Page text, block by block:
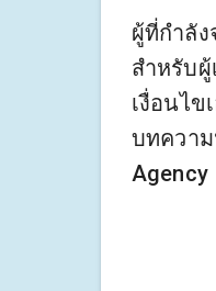
ผู้ที่กำลั
สำหรับผู้
เงื่อนไ
บทความ
Agency